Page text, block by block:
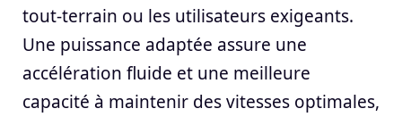
tout-terrain ou les utilisateurs exigeants.
Une puissance adaptée assure une
accélération fluide et une meilleure
capacité à maintenir des vitesses optimales,